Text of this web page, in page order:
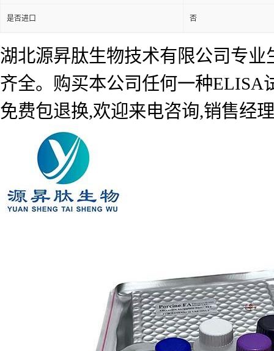
是否进口 否
湖北源昇肽生物技术有限公司专
齐全。购买本公司任何一种ELISA
免费包退换,欢迎来电咨询,销售经